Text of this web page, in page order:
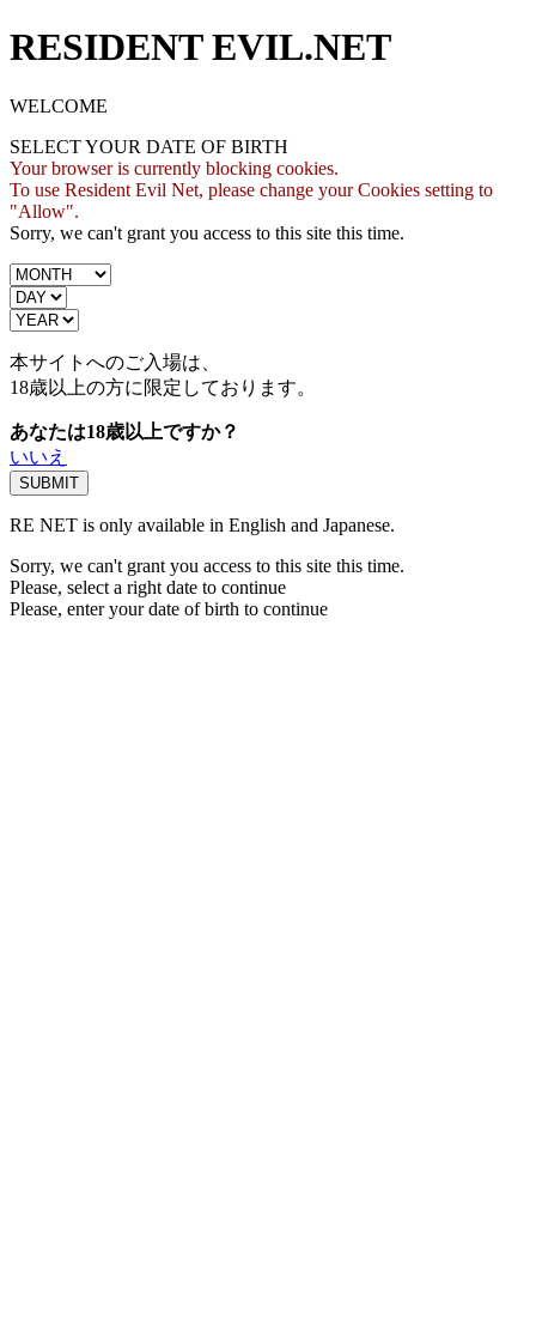
RESIDENT EVIL.NET
WELCOME
SELECT YOUR DATE OF BIRTH
Your browser is currently blocking cookies.
To use Resident Evil Net, please change your Cookies setting to
"Allow".
Sorry, we can't grant you access to this site this time.
本サイトへのご入場は、
18歳以上の方に限定しております。
あなたは18歳以上ですか？
いいえ
RE NET is only available in English and Japanese.
Sorry, we can't grant you access to this site this time.
Please, select a right date to continue
Please, enter your date of birth to continue